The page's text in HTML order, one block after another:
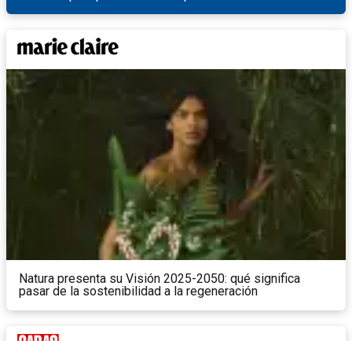
Natura presenta su Visión 2025-2050: qué significa
pasar de la sostenibilidad a la regeneración